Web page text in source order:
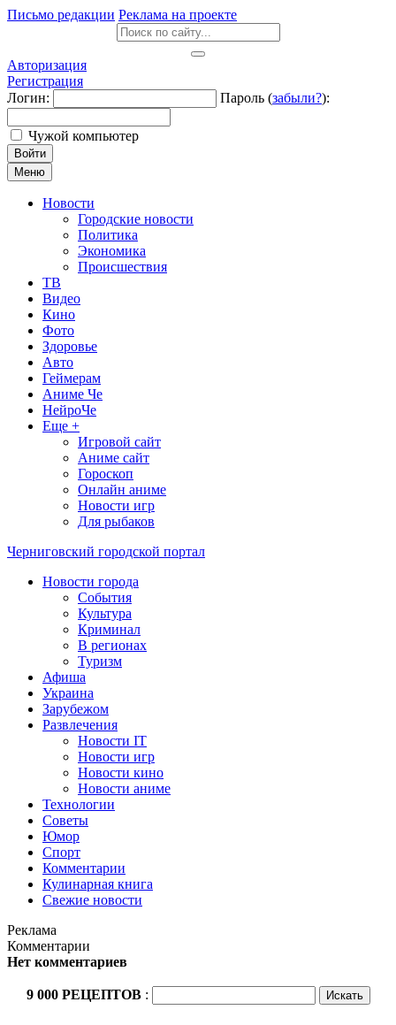
Письмо редакции Реклама на проекте
Авторизация
Регистрация
Логин:
Пароль (забыли?):
Чужой компьютер
Войти
Меню
Новости
Городские новости
Политика
Экономика
Происшествия
ТВ
Видео
Кино
Фото
Здоровье
Авто
Геймерам
Аниме Че
НейроЧе
Еще +
Игровой сайт
Аниме сайт
Гороскоп
Онлайн аниме
Новости игр
Для рыбаков
Черниговский городской портал
Новости города
События
Культура
Криминал
В регионах
Туризм
Афиша
Украина
Зарубежом
Развлечения
Новости IT
Новости игр
Новости кино
Новости аниме
Технологии
Советы
Юмор
Спорт
Комментарии
Кулинарная книга
Свежие новости
Реклама
Комментарии
Нет комментариев
9 000 РЕЦЕПТОВ :